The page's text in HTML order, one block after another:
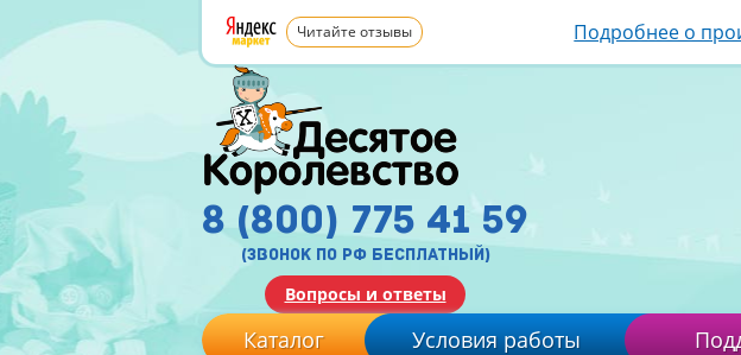
Читайте отзывы Подробнее о
8 (800) 775 41 59
(звонок по рф бесплатный)
Вопросы и ответы
Каталог Условия работы